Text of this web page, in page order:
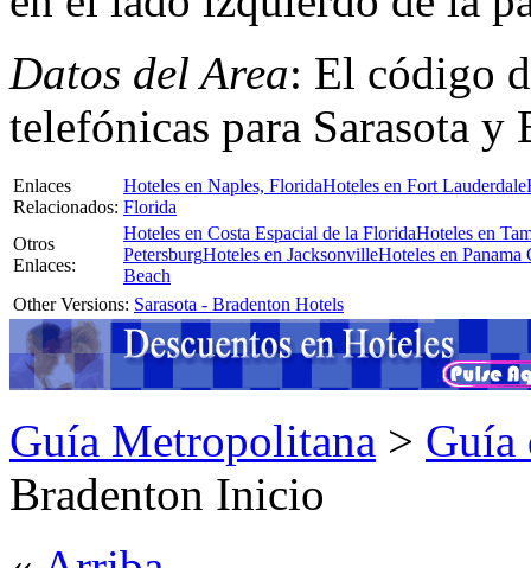
Datos del Area: El código
telefónicas para Sarasota y
Enlaces
Relacionados:
Hoteles en Naples, FloridaHoteles en Fort Lauderdale
Florida
Otros
Enlaces:
Hoteles en Costa Espacial de la FloridaHoteles en
PetersburgHoteles en JacksonvilleHoteles en Panama
Beach
Other Versions: Sarasota - Bradenton Hotels
Guía Metropolitana > Guía
Bradenton Inicio